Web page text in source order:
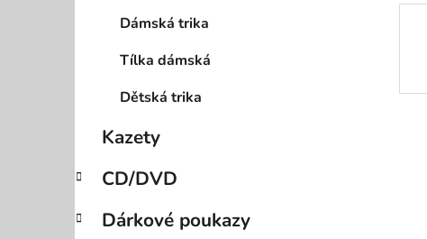
Dámská trika
Tílka dámská
Dětská trika
Kazety
CD/DVD
Dárkové poukazy